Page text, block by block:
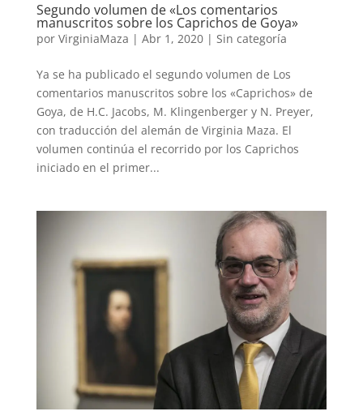
Segundo volumen de «Los comentarios
manuscritos sobre los Caprichos de Goya»
por VirginiaMaza | Abr 1, 2020| Sin categoría
Ya se ha publicado el segundo volumen de Los
comentarios manuscritos sobre los «Caprichos» de
Goya, de H.C. Jacobs, M. Klingenberger y N. Preyer,
con traducción del alemán de Virginia Maza. El
volumen continúa el recorrido por los Caprichos
iniciado en el primer...